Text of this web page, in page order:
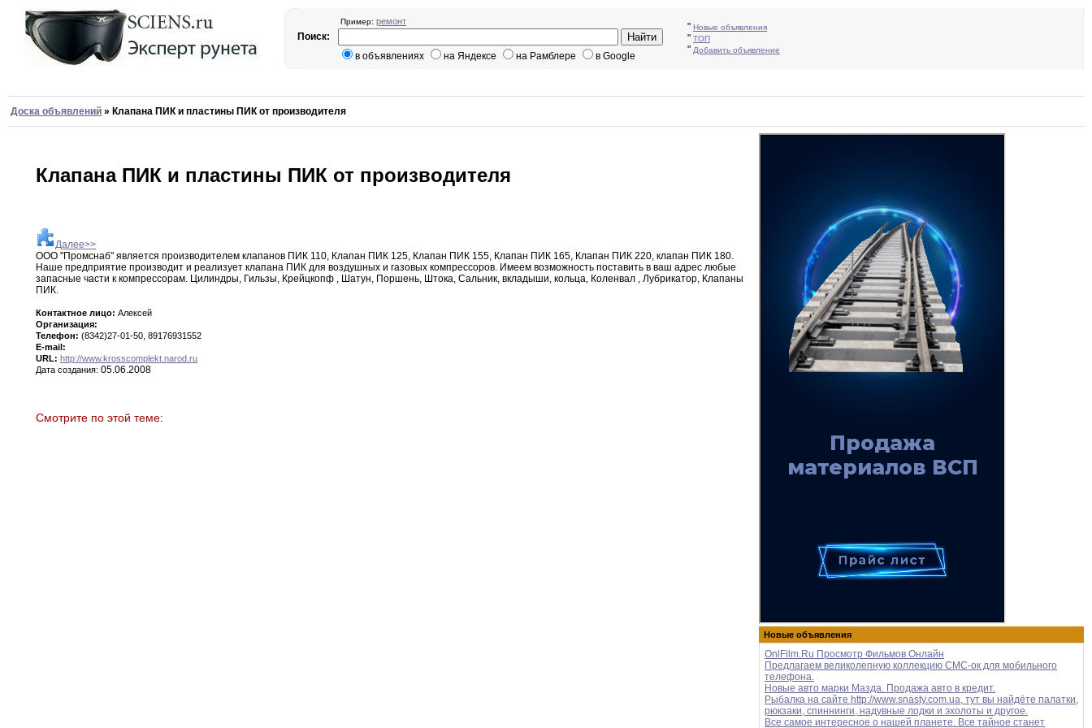
Пример: ремонт " Новые объявления
" ТОП
" Добавить объявление
Поиск:
в объявлениях
на Яндексе на Рамблере в Google
Доска объявлений » Клапана ПИК и пластины ПИК от производителя
Новые объявления
OnlFilm.Ru Просмотр Фильмов Онлайн
Предлагаем великолепную коллекцию СМС-ок для мобильного
телефона.
Новые авто марки Мазда. Продажа авто в кредит.
Рыбалка на сайте http://www.snasty.com.ua, тут вы найдёте палатки,
рюкзаки, спиннинги, надувные лодки и эхолоты и другое.
Все самое интересное о нашей планете. Все тайное станет
Клапана ПИК и пластины ПИК от производителя
Далее>>
ООО "Промснаб" является производителем клапанов ПИК 110, Клапан ПИК 125, Клапан ПИК 155, Клапан ПИК 165, Клапан ПИК 220, клапан ПИК 180.
Наше предприятие производит и реализует клапана ПИК для воздушных и газовых компрессоров. Имеем возможность поставить в ваш адрес любые
запасные части к компрессорам. Цилиндры, Гильзы, Крейцкопф , Шатун, Поршень, Штока, Сальник, вкладыши, кольца, Коленвал , Лубрикатор, Клапаны
ПИК.
Контактное лицо: Алексей
Организация:
Телефон: (8342)27-01-50, 89176931552
E-mail:
URL: http://www.krosscomplekt.narod.ru
Дата создания: 05.06.2008
Смотрите по этой теме: